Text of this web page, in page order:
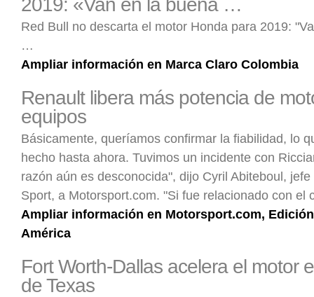
2019: «Van en la buena …
Red Bull no descarta el motor Honda para 2019:
…
Ampliar información en Marca Claro Colombia
Renault libera más potencia de
equipos
Básicamente, queríamos confirmar la fiabilidad, lo
hecho hasta ahora. Tuvimos un incidente con
razón aún es desconocida", dijo Cyril Abiteboul,
Sport, a Motorsport.com. "Si fue relacionado con
Ampliar información en Motorsport.com,
América
Fort Worth-Dallas acelera el motor
de Texas